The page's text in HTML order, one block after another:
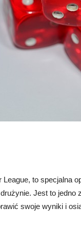
to specjalna
Jest to
swoje wyniki i